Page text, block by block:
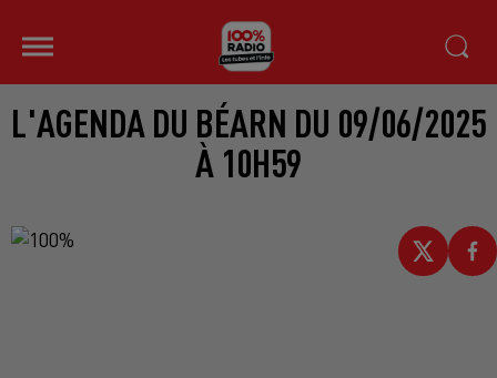
L'AGENDA DU BÉARN DU 09/06/2025
À 10H59